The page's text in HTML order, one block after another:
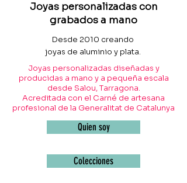
Joyas personalizadas con
grabados a mano
Joyas personalizadas diseñadas y
producidas a mano y a pequeña escala
desde Salou, Tarragona.
Acreditada con el Carné de artesana
profesional de la Generalitat de Catalunya
Quien soy
Colecciones
Desde 2010 creando
joyas de aluminio y plata.